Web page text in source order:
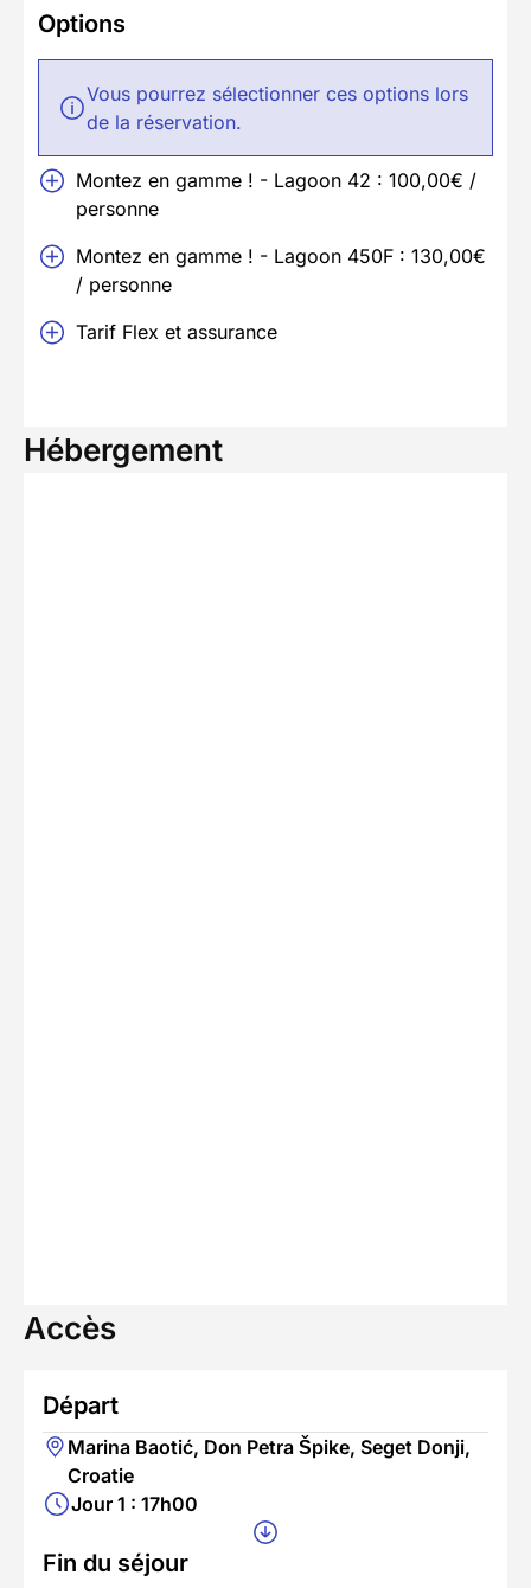
Options
Vous pourrez sélectionner ces options lors
de la réservation.
Montez en gamme ! - Lagoon 42 : 100,00€ /
personne
Montez en gamme ! - Lagoon 450F : 130,00€
/ personne
Tarif Flex et assurance
Hébergement
Accès
Départ
Marina Baotić, Don Petra Špike, Seget Donji,
Croatie
Jour 1 : 17h00
Fin du séjour